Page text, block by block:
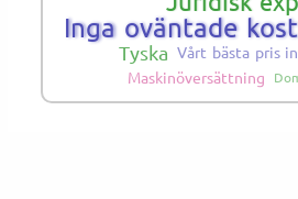
Inga oväntade
Tyska Vårt bästa pris
Maskinöversättning